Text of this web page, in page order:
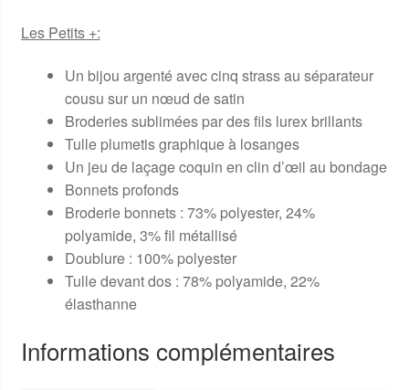
Les Petits +:
Un bijou argenté avec cinq strass au séparateur
cousu sur un nœud de satin
Broderies sublimées par des fils lurex brillants
Tulle plumetis graphique à losanges
Un jeu de laçage coquin en clin d’œil au bondage
Bonnets profonds
Broderie bonnets : 73% polyester, 24%
polyamide, 3% fil métallisé
Doublure : 100% polyester
Tulle devant dos : 78% polyamide, 22%
élasthanne
Informations complémentaires